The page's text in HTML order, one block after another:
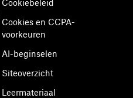
Cookiebeleid
Cookies en CCPA-
voorkeuren
AI-beginselen
Siteoverzicht
Leermateriaal